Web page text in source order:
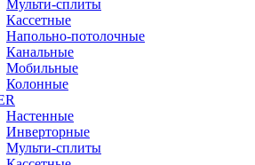
Мульти-сплиты
Кассетные
Напольно-потолочные
Канальные
Мобильные
Колонные
Настенные
Инверторные
Мульти-сплиты